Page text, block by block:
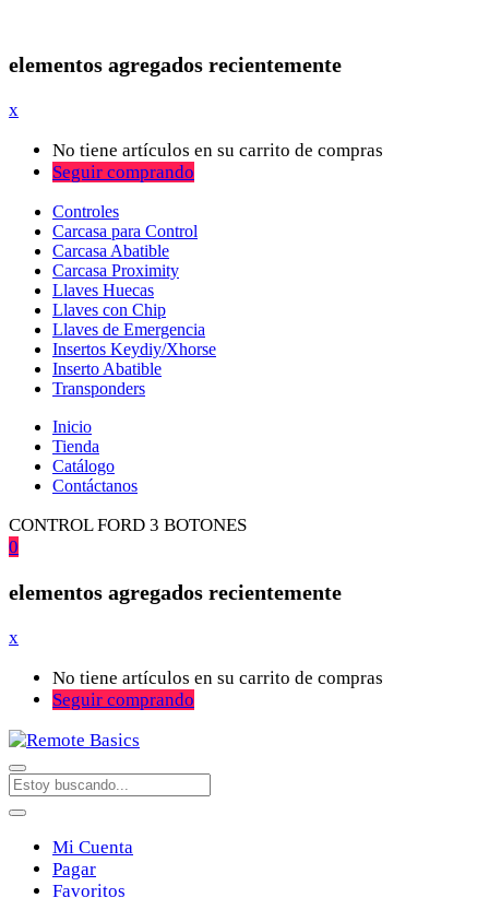
elementos agregados recientemente
x
No tiene artículos en su carrito de compras
Seguir comprando
Controles
Carcasa para Control
Carcasa Abatible
Carcasa Proximity
Llaves Huecas
Llaves con Chip
Llaves de Emergencia
Insertos Keydiy/Xhorse
Inserto Abatible
Transponders
Inicio
Tienda
Catálogo
Contáctanos
CONTROL FORD 3 BOTONES
0
elementos agregados recientemente
x
No tiene artículos en su carrito de compras
Seguir comprando
Mi Cuenta
Pagar
Favoritos